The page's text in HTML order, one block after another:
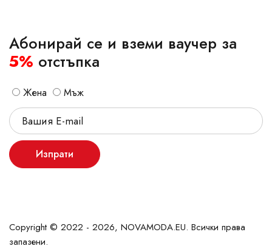
Абонирай се и вземи ваучер за
5% отстъпка
Жена Мъж
Изпрати
Copyright © 2022 - 2026, NOVAMODA.EU. Всички права
запазени.